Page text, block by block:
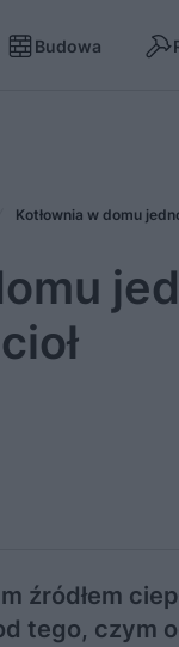
Budowa
Kotłownia w domu
źródłem
tego, czym